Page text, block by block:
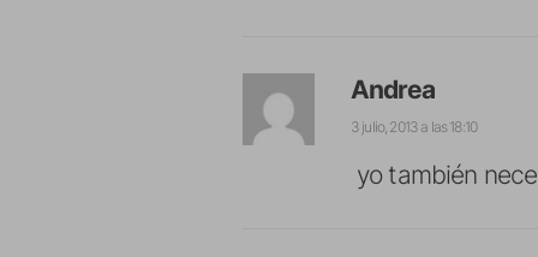
Andrea
3 julio, 2013 a las 18:10
yo también